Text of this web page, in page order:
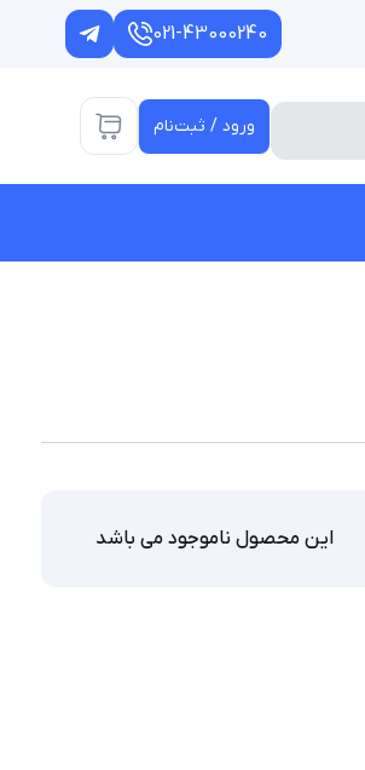
021-43000240
ورود / ثبت‌نام
این محصول ناموجود می باشد